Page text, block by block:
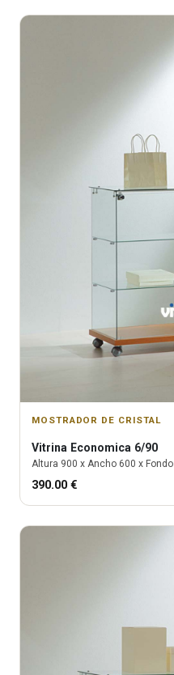
MOSTRADOR DE CRISTAL
Vitrina Economica 6/90
Altura 900 x Ancho 600 x Fondo
390.00 €